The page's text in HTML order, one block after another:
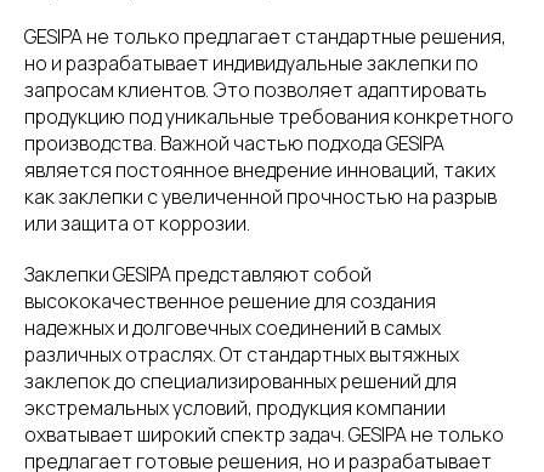
GESIPA не только предлагает стандартные решения,
но и разрабатывает индивидуальные заклепки по
запросам клиентов. Это позволяет адаптировать
продукцию под уникальные требования конкретного
производства. Важной частью подхода GESIPA
является постоянное внедрение инноваций, таких
как заклепки с увеличенной прочностью на разрыв
или защита от коррозии.
Заклепки GESIPA представляют собой
высококачественное решение для создания
надежных и долговечных соединений в самых
различных отраслях. От стандартных вытяжных
заклепок до специализированных решений для
экстремальных условий, продукция компании
охватывает широкий спектр задач. GESIPA не только
предлагает готовые решения, но и разрабатывает